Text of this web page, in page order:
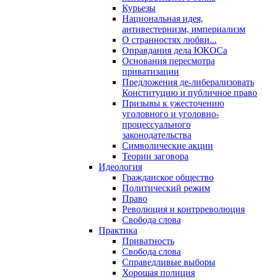
Курьезы
Национальная идея,
антивестернизм, империализм
О странностях любви...
Оправдания дела ЮКОСа
Основания пересмотра
приватизации
Предложения де-либерализовать
Конституцию и публичное право
Призывы к ужесточению
уголовного и уголовно-
процессуального
законодательства
Символические акции
Теории заговора
Идеология
Гражданское общество
Политический режим
Право
Революция и контрреволюция
Свобода слова
Практика
Приватность
Свобода слова
Справедливые выборы
Хорошая полиция